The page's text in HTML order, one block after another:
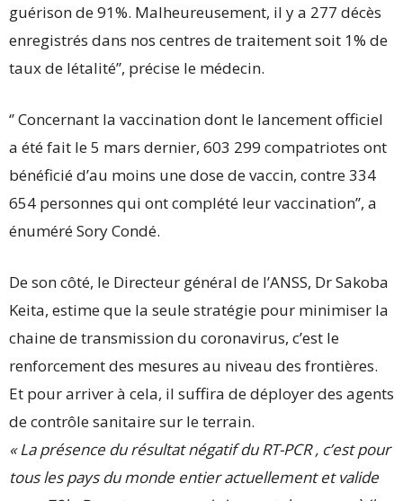
guérison de 91%. Malheureusement, il y a 277 décès
enregistrés dans nos centres de traitement soit 1% de
taux de létalité’’, précise le médecin.
‘’ Concernant la vaccination dont le lancement officiel
a été fait le 5 mars dernier, 603 299 compatriotes ont
bénéficié d’au moins une dose de vaccin, contre 334
654 personnes qui ont complété leur vaccination’’, a
énuméré Sory Condé.
De son côté, le Directeur général de l’ANSS, Dr Sakoba
Keita, estime que la seule stratégie pour minimiser la
chaine de transmission du coronavirus, c’est le
renforcement des mesures au niveau des frontières.
Et pour arriver à cela, il suffira de déployer des agents
de contrôle sanitaire sur le terrain.
« La présence du résultat négatif du RT-PCR , c’est pour
tous les pays du monde entier actuellement et valide